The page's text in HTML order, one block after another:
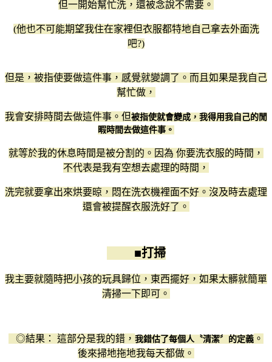
但一開始幫忙洗，還被念說不需要。
(他也不可能期望我住在家裡但衣服都特地自己拿去外面洗
吧?)
但是，被指使要做這件事，感覺就變調了。而且如果是我自己
幫忙做，
我會安排時間去做這件事。但被指使就會變成，我得用我自己的閒
暇時間去做這件事。
就等於我的休息時間是被分割的。因為 你要洗衣服的時間，
不代表是我有空想去處理的時間，
洗完就要拿出來烘要晾，悶在洗衣機裡面不好。沒及時去處理
還會被提醒衣服洗好了。
■打掃
我主要就隨時把小孩的玩具歸位，東西擺好，如果太髒就簡單
清掃一下即可。
◎結果： 這部分是我的錯， 我錯估了每個人〝清潔〞的定義 。
後來掃地拖地我每天都做。